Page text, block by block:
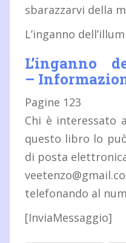
sbarazzarvi della
L’inganno
L’inganno
–
Pagine 123
Chi è interessato
questo libro lo
di posta
telefonando al
[InviaMessaggio]